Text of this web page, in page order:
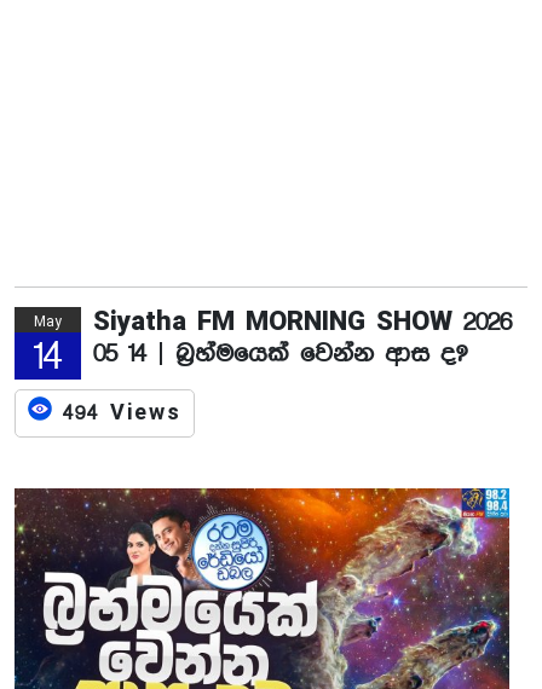
May
14
Siyatha FM MORNING SHOW 2026
05 14 | බ්‍රහ්මයෙක් වෙන්න ආස ද?
494 Views